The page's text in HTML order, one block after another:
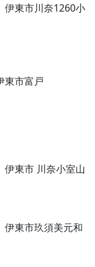
伊東市川奈1260小
東市富戸
東市 川奈小室山
東市玖須美元和